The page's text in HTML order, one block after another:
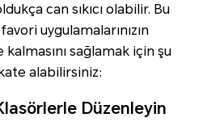
can sıkıcı olabilir. Bu
uygulamalarınızın
kalmasını sağlamak için şu
alabilirsiniz:
Düzenleyin